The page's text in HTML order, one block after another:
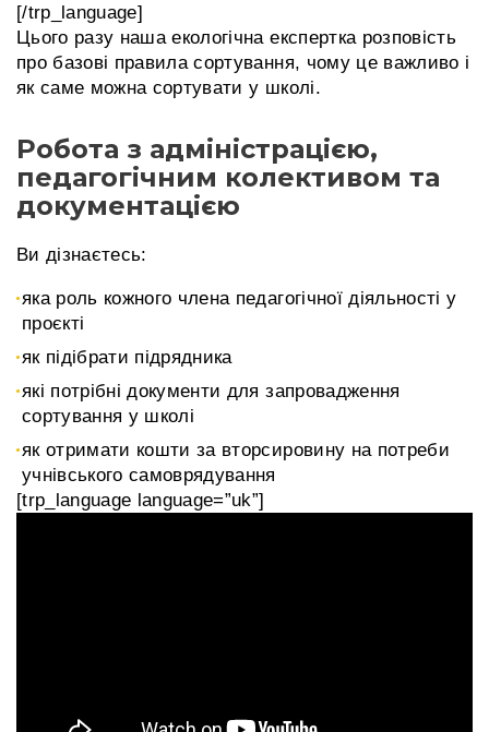
[/trp_language]
Цього разу наша екологічна експертка розповість
про базові правила сортування, чому це важливо і
як саме можна сортувати у школі.
Робота з адміністрацією,
педагогічним колективом та
документацією
Ви дізнаєтесь:
яка роль кожного члена педагогічної діяльності у
проєкті
як підібрати підрядника
які потрібні документи для запровадження
сортування у школі
як отримати кошти за вторсировину на потреби
учнівського самоврядування
[trp_language language=”uk”]